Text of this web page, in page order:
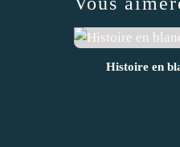
Histoire en